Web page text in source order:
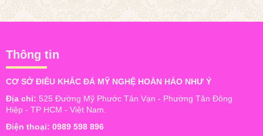
Thông tin
CƠ SỞ ĐIÊU KHẮC ĐÁ MỸ NGHỆ HOÀN HẢO NHƯ Ý
Địa chỉ: 525 Đường Mỹ Phước Tân Vạn - Phường Tân Đông
Hiệp - TP HCM - Việt Nam.
Điện thoại: 0989 598 896